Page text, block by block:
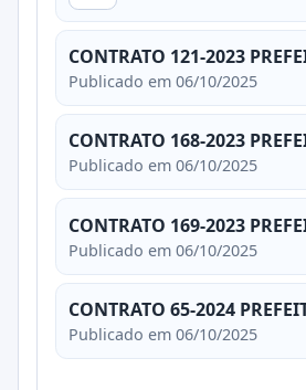
CONTRATO 121-2023
Publicado em 06/10/2025
CONTRATO 168-2023
Publicado em 06/10/2025
CONTRATO 169-2023
Publicado em 06/10/2025
CONTRATO 65-2024
Publicado em 06/10/2025